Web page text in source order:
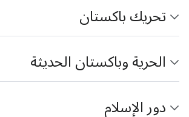
تحريك باكستان
الحرية وباكستان الحديثة
دور الإسلام